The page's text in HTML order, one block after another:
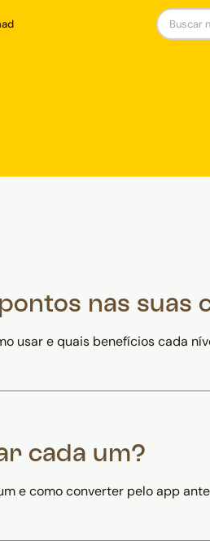
nas suas
usar e quais benefícios cada
cada um?
e como converter pelo app